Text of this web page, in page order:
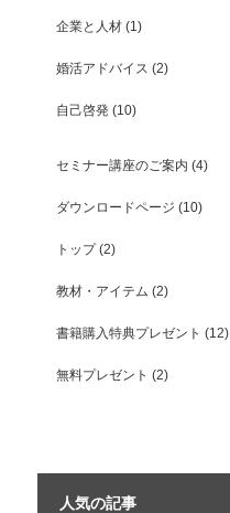
企業と人材 (1)
婚活アドバイス (2)
自己啓発 (10)
セミナー講座のご案内 (4)
ダウンロードページ (10)
トップ(2)
教材・アイテム (2)
書籍購入特典プレゼント (12)
無料プレゼント (2)
人気の記事